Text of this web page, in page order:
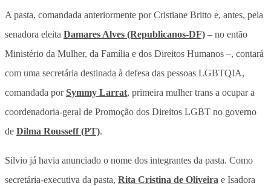
A pasta, comandada anteriormente por Cristiane Britto e, antes, pela
senadora eleita Damares Alves (Republicanos-DF) – no então
Ministério da Mulher, da Família e dos Direitos Humanos –, contará
com uma secretária destinada à defesa das pessoas LGBTQIA,
comandada porSymmy Larrat, primeira mulher trans a ocupar a
coordenadoria-geral de Promoção dos Direitos LGBT no governo
de Dilma Rousseff (PT).
Silvio já havia anunciado o nome dos integrantes da pasta. Como
secretária-executiva da pasta, Rita Cristina de Oliveira e Isadora